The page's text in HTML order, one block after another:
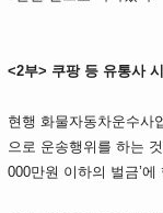
<2부> 쿠팡 등 유통사
현행 화물자동차운수사
으로 운송행위를 하는
000만원 이하의 벌금’